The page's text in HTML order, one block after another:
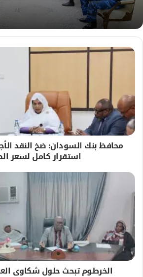
محافظ بنك السودان: ضخ النقد
استقرار كامل لسعر
الخرطوم تبحث حلول شكاوى